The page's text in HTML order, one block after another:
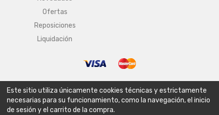
Ofertas
Reposiciones
Liquidación
Aviso legal Condiciones generales de venta
Política de envío
Este sitio utiliza únicamente cookies técnicas y estrictamente
necesarias para su funcionamiento, como la navegación, el inicio
de sesión y el carrito de la compra.